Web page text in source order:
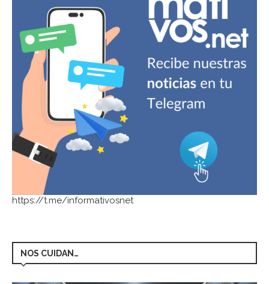
https://t.me/informativosnet
NOS CUIDAN…